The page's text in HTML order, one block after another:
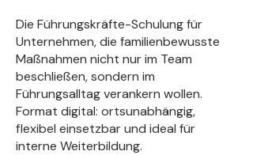
Die Führungskräfte-Schulung für
Unternehmen, die familienbewusste
Maßnahmen nicht nur im Team
beschließen, sondern im
Führungsalltag verankern wollen.
Format digital: ortsunabhängig,
flexibel einsetzbar und ideal für
interne Weiterbildung.